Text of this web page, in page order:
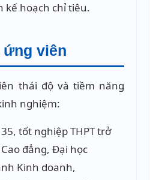
kế hoạch chỉ tiêu.
ứng viên
thái độ và tiềm năng
nghiệm:
tốt nghiệp THPT trở
đẳng, Đại học
Kinh doanh,